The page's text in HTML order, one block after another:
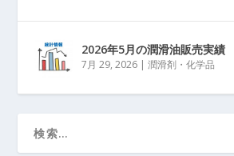
2026年5月の潤滑油販売実績
7月 29, 2026 |潤滑剤・化学品